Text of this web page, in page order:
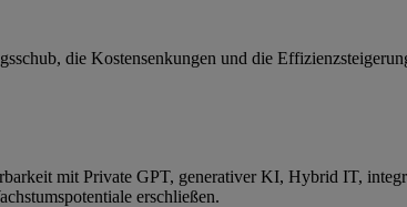
die Kostensenkungen und die
mit Private GPT, generativer KI, Hybrid IT,
erschließen.